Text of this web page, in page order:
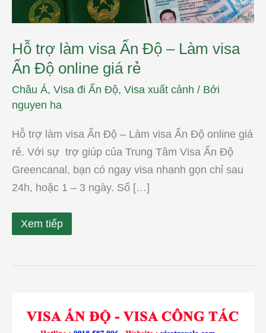
Hỗ trợ làm visa Ấn Độ – Làm visa
Ấn Độ online giá rẻ
Châu Á, Visa đi Ấn Độ, Visa xuất cảnh / Bởi
nguyen ha
Hỗ trợ làm visa Ấn Độ – Làm visa Ấn Độ online giá
rẻ. Với sự trợ giúp của Trung Tâm Visa Ấn Độ
Greencanal, bạn có ngay visa nhanh gọn chỉ sau
24h, hoặc 1 – 3 ngày. Số […]
Làm
visa
Độ
online
giá
rẻ
Xem tiếp
thủ